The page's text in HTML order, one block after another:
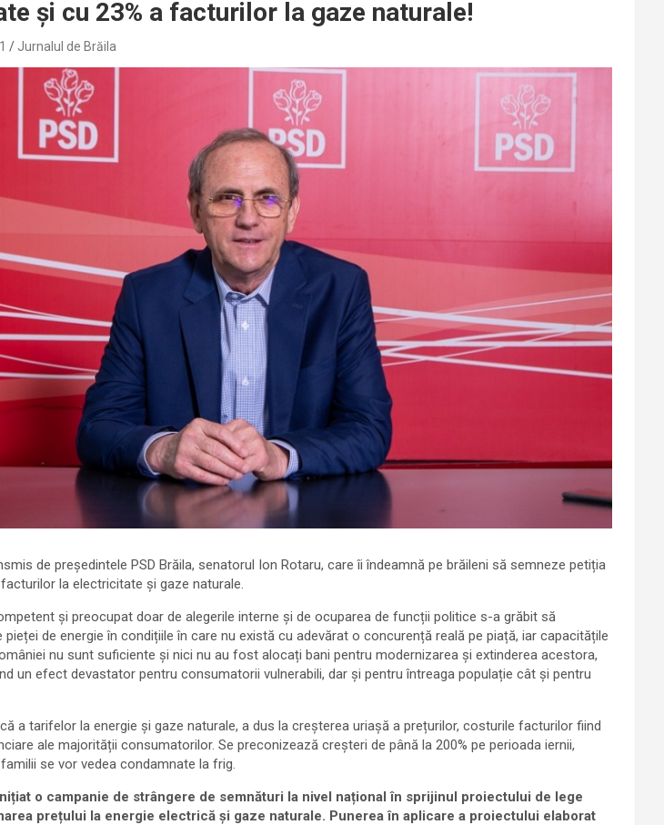
și cu 23% a facturilor la gaze naturale!
Jurnalul de Brăila
de președintele PSD Brăila, senatorul Ion Rotaru, care îi îndeamnă pe brăileni să semneze petiția
la electricitate și gaze naturale.
și preocupat doar de alegerile interne și de ocuparea de funcții politice s-a grăbit să
pieței de energie în condițiile în care nu există cu adevărat o concurență reală pe piață, iar capacitățile
nu sunt suficiente și nici nu au fost alocați bani pentru modernizarea și extinderea acestora,
un efect devastator pentru consumatorii vulnerabili, dar și pentru întreaga populație cât și pentru
a tarifelor la energie și gaze naturale, a dus la creșterea uriașă a prețurilor, costurile facturilor fiind
ale majorității consumatorilor. Se preconizează creșteri de până la 200% pe perioada iernii,
se vor vedea condamnate la frig.
o campanie de strângere de semnături la nivel național în sprijinul proiectului de lege
prețului la energie electrică și gaze naturale. Punerea în aplicare a proiectului elaborat